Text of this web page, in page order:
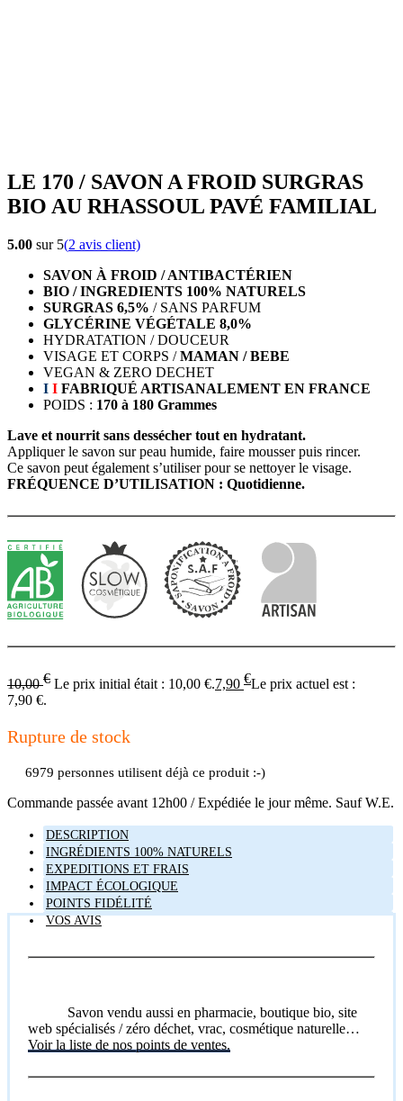
LE 170 / SAVON A FROID SURGRAS
BIO AU RHASSOUL PAVÉ FAMILIAL
5.00 sur 5(2 avis client)
SAVON À FROID / ANTIBACTÉRIEN
BIO / INGREDIENTS 100% NATURELS
SURGRAS 6,5% / SANS PARFUM
GLYCÉRINE VÉGÉTALE 8,0%
HYDRATATION / DOUCEUR
VISAGE ET CORPS /MAMAN / BEBE
VEGAN & ZERO DECHET
I I FABRIQUÉ ARTISANALEMENT EN FRANCE
POIDS : 170 à 180 Grammes
Lave et nourrit sans dessécher tout en hydratant.
Appliquer le savon sur peau humide, faire mousser puis rincer.
Ce savon peut également s’utiliser pour se nettoyer le visage.
FRÉQUENCE D’UTILISATION : Quotidienne.
10,00€ Le prix initial était : 10,00 €.7,90 €Le prix actuel est :
7,90 €.
Rupture de stock
6979 personnes utilisent déjà ce produit :-)
Commande passée avant 12h00 / Expédiée le jour même. Sauf W.E.
DESCRIPTION
INGRÉDIENTS 100% NATURELS
EXPEDITIONS ET FRAIS
IMPACT ÉCOLOGIQUE
POINTS FIDÉLITÉ
VOS AVIS
Savon vendu aussi en pharmacie, boutique bio, site
web spécialisés / zéro déchet, vrac, cosmétique naturelle…
Voir la liste de nos points de ventes.